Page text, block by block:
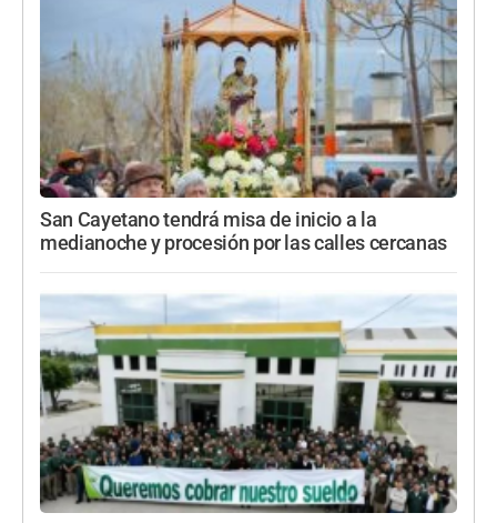
San Cayetano tendrá misa de inicio a la
medianoche y procesión por las calles cercanas